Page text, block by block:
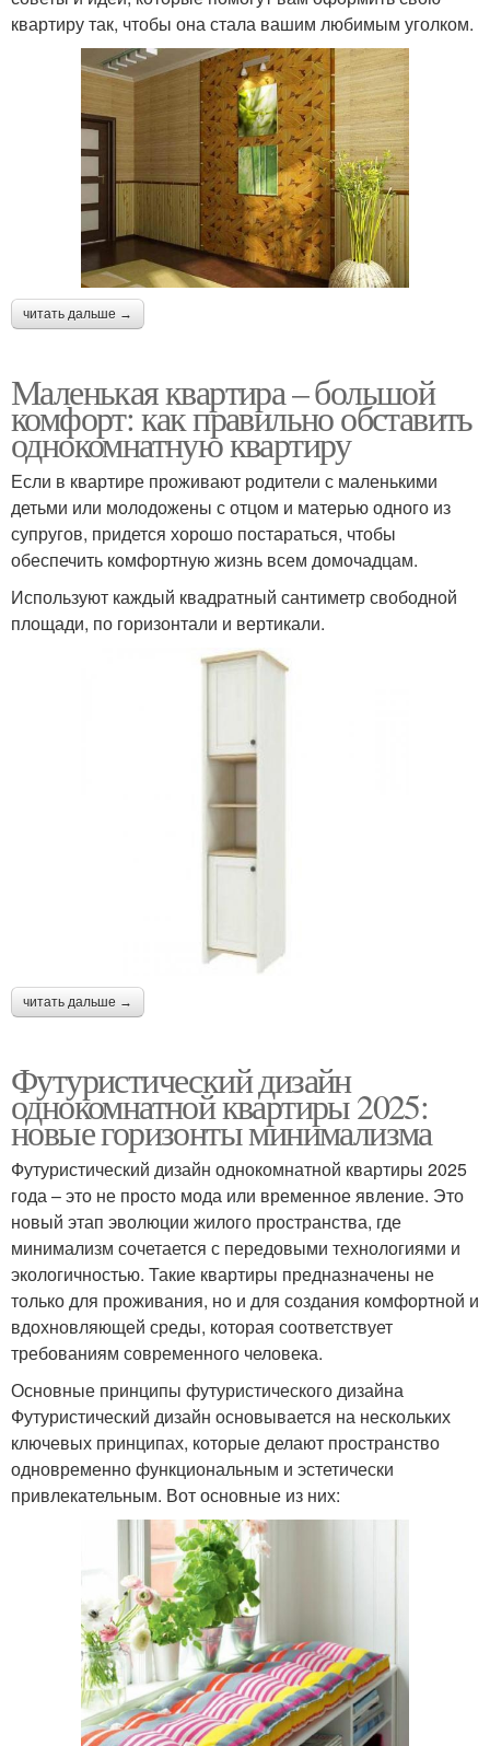
квартиру так, чтобы она стала вашим любимым уголком.
читать дальше →
Маленькая квартира – большой
комфорт: как правильно обставить
однокомнатную квартиру
Если в квартире проживают родители с маленькими
детьми или молодожены с отцом и матерью одного из
супругов, придется хорошо постараться, чтобы
обеспечить комфортную жизнь всем домочадцам.
Используют каждый квадратный сантиметр свободной
площади, по горизонтали и вертикали.
читать дальше →
Футуристический дизайн
однокомнатной квартиры 2025:
новые горизонты минимализма
Футуристический дизайн однокомнатной квартиры 2025
года – это не просто мода или временное явление. Это
новый этап эволюции жилого пространства, где
минимализм сочетается с передовыми технологиями и
экологичностью. Такие квартиры предназначены не
только для проживания, но и для создания комфортной и
вдохновляющей среды, которая соответствует
требованиям современного человека.
Основные принципы футуристического дизайна
Футуристический дизайн основывается на нескольких
ключевых принципах, которые делают пространство
одновременно функциональным и эстетически
привлекательным. Вот основные из них: